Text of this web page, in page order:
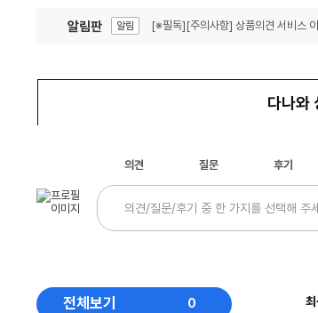
알림판 알림 [※필독][주의사항] 상품의견 서비스
다나와
의견 질문 후기
전체보기 0